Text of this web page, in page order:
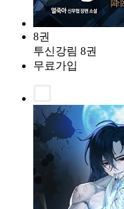
8권
투신강림 8권
무료가입